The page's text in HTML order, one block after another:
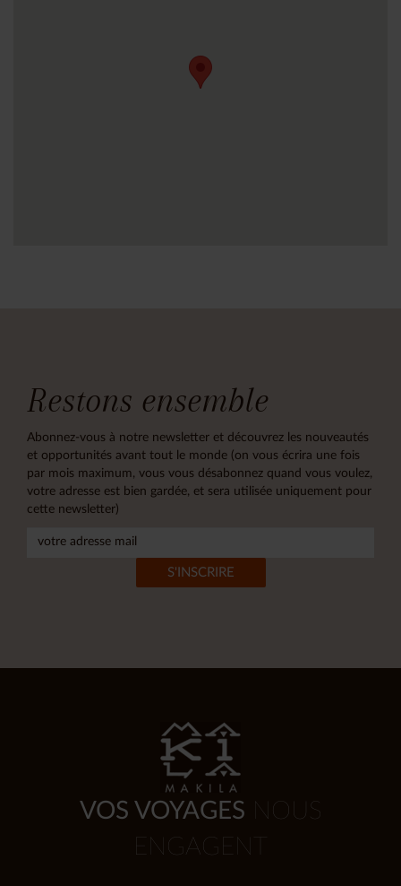
Restons ensemble
Abonnez-vous à notre newsletter et découvrez les nouveautés
et opportunités avant tout le monde (on vous écrira une fois
par mois maximum, vous vous désabonnez quand vous voulez,
votre adresse est bien gardée, et sera utilisée uniquement pour
cette newsletter)
VOS VOYAGES NOUS
ENGAGENT